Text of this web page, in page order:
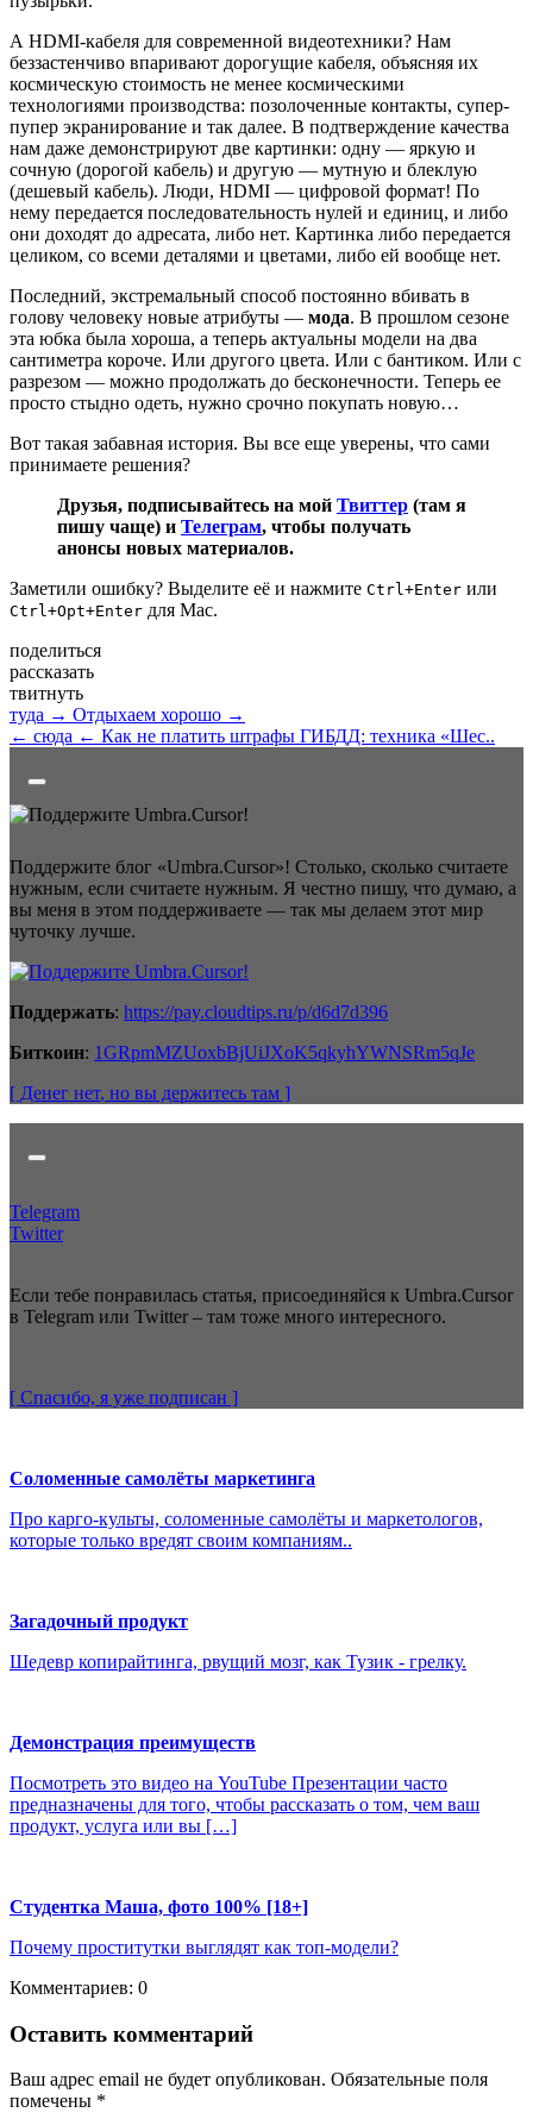
А HDMI-кабеля для современной видеотехники? Нам
беззастенчиво впаривают дорогущие кабеля, объясняя их
космическую стоимость не менее космическими
технологиями производства: позолоченные контакты, супер-
пупер экранирование и так далее. В подтверждение качества
нам даже демонстрируют две картинки: одну — яркую и
сочную (дорогой кабель) и другую — мутную и блеклую
(дешевый кабель). Люди, HDMI — цифровой формат! По
нему передается последовательность нулей и единиц, и либо
они доходят до адресата, либо нет. Картинка либо передается
целиком, со всеми деталями и цветами, либо ей вообще нет.
Последний, экстремальный способ постоянно вбивать в
голову человеку новые атрибуты — мода. В прошлом сезоне
эта юбка была хороша, а теперь актуальны модели на два
сантиметра короче. Или другого цвета. Или с бантиком. Или с
разрезом — можно продолжать до бесконечности. Теперь ее
просто стыдно одеть, нужно срочно покупать новую…
Вот такая забавная история. Вы все еще уверены, что сами
принимаете решения?
Друзья, подписывайтесь на мой Твиттер (там я
пишу чаще) и Телеграм, чтобы получать
анонсы новых материалов.
Заметили ошибку? Выделите её и нажмите Ctrl+Enter или
Ctrl+Opt+Enter для Mac.
поделиться
рассказать
твитнуть
туда → Отдыхаем хорошо →
← сюда ← Как не платить штрафы ГИБДД: техника «Шес..
Поддержите блог «Umbra.Cursor»! Столько, сколько считаете
нужным, если считаете нужным. Я честно пишу, что думаю, а
вы меня в этом поддерживаете — так мы делаем этот мир
чуточку лучше.
Поддержать: https://pay.cloudtips.ru/p/d6d7d396
Биткоин: 1GRpmMZUoxbBjUiJXoK5qkyhYWNSRm5qJe
[ Денег нет, но вы держитесь там ]
Telegram
Twitter
Если тебе понравилась статья, присоединяйся к Umbra.Cursor
в Telegram или Twitter – там тоже много интересного.
[ Спасибо, я уже подписан ]
Соломенные самолёты маркетинга
Про карго-культы, соломенные самолёты и маркетологов,
которые только вредят своим компаниям..
Загадочный продукт
Шедевр копирайтинга, рвущий мозг, как Тузик - грелку.
Демонстрация преимуществ
Посмотреть это видео на YouTube Презентации часто
предназначены для того, чтобы рассказать о том, чем ваш
продукт, услуга или вы […]
Студентка Маша, фото 100% [18+]
Почему проститутки выглядят как топ-модели?
Комментариев: 0
Оставить комментарий
Ваш адрес email не будет опубликован. Обязательные поля
помечены *